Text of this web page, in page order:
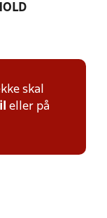
skal
eller på